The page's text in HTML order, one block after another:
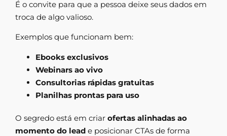
É o convite para que a pessoa deixe seus dados em
troca de algo valioso.
Exemplos que funcionam bem:
Ebooks exclusivos
Webinars ao vivo
Consultorias rápidas gratuitas
Planilhas prontas para uso
O segredo está em criar ofertas alinhadas ao
momento do lead e posicionar CTAs de forma